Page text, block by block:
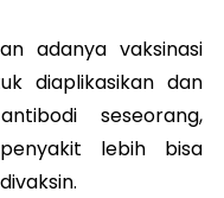
adanya vaksinasi
diaplikasikan dan
seseorang,
lebih bisa